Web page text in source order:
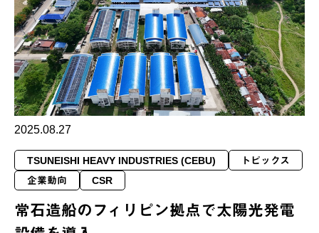
2025.08.27
TSUNEISHI HEAVY INDUSTRIES (CEBU)
トピックス
企業動向
CSR
常石造船のフィリピン拠点で太陽光発電